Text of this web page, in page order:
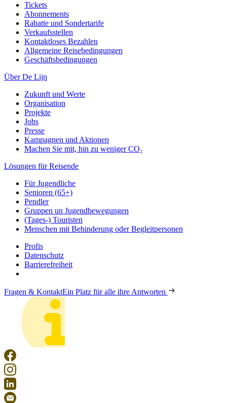
Tickets
Abonnements
Rabatte und Sondertarife
Verkaufsstellen
Kontaktloses Bezahlen
Allgemeine Reisebedingungen
Geschäftsbedingungen
Über De Lijn
Zukunft und Werte
Organisation
Projekte
Jobs
Presse
Kampagnen und Aktionen
Machen Sie mit, hin zu weniger CO₂
Lösungen für Reisende
Für Jugendliche
Senioren (65+)
Pendler
Gruppen un Jugendbewegungen
(Tages-) Touristen
Menschen mit Behinderung oder Begleitpersonen
Profis
Datenschutz
Barrierefreiheit
Fragen & KontaktEin Platz für alle ihre Antworten